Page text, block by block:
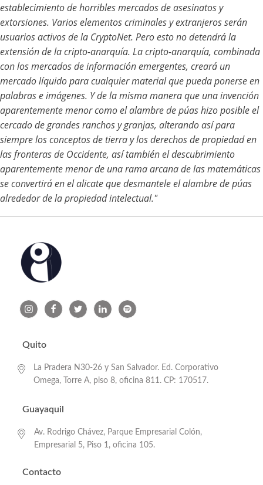
establecimiento de horribles mercados de asesinatos y
extorsiones. Varios elementos criminales y extranjeros serán
usuarios activos de la CryptoNet. Pero esto no detendrá la
extensión de la cripto-anarquía. La cripto-anarquía, combinada
con los mercados de información emergentes, creará un
mercado líquido para cualquier material que pueda ponerse en
palabras e imágenes. Y de la misma manera que una invención
aparentemente menor como el alambre de púas hizo posible el
cercado de grandes ranchos y granjas, alterando así para
siempre los conceptos de tierra y los derechos de propiedad en
las fronteras de Occidente, así también el descubrimiento
aparentemente menor de una rama arcana de las matemáticas
se convertirá en el alicate que desmantele el alambre de púas
alrededor de la propiedad intelectual."
Quito
La Pradera N30-26 y San Salvador. Ed. Corporativo
Omega, Torre A, piso 8, oficina 811. CP: 170517.
Guayaquil
Av. Rodrigo Chávez, Parque Empresarial Colón,
Empresarial 5, Piso 1, oficina 105.
Contacto